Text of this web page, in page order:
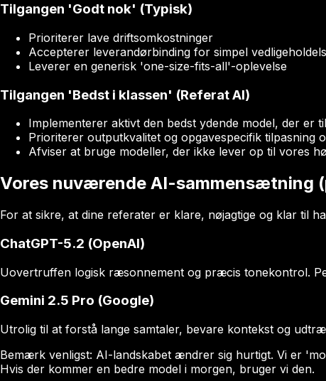
Tilgangen 'Godt nok' (Typisk)
Prioriterer lave driftsomkostninger
Accepterer leverandørbinding for simpel
Leverer en generisk 'one-size-fits-all'-oplevelse
Tilgangen 'Bedst i klassen' (Referat AI)
Implementerer aktivt den bedst ydende model, der er
Prioriterer outputkvalitet og opgavespecifik tilpasning
Afviser at bruge modeller, der ikke lever op til vores
Vores nuværende AI-sammensætning
For at sikre, at dine referater er klare, nøjagtige og klar til
ChatGPT-5.2 (OpenAI)
Uovertruffen logisk ræsonnement og præcis tonekontrol.
Gemini 2.5 Pro (Google)
Utrolig til at forstå lange samtaler, bevare kontekst og
Bemærk venligst: AI-landskabet ændrer sig hurtigt. Vi er
Hvis der kommer en bedre model i morgen, bruger vi den.